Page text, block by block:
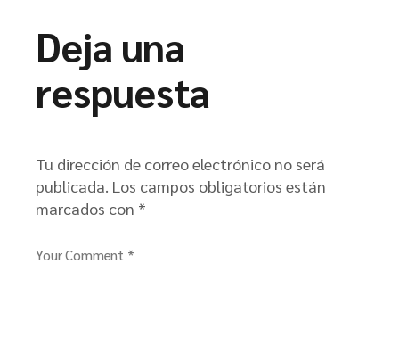
Deja una
respuesta
Tu dirección de correo electrónico no será
publicada. Los campos obligatorios están
marcados con *
Your Comment *